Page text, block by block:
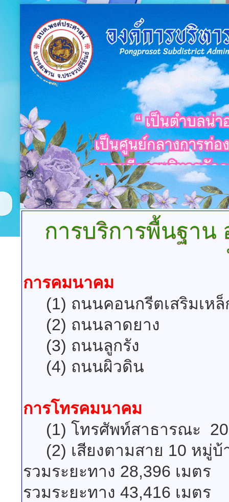
การบริการพื้นฐาน
การคมนาคม
(1) ถนนคอนกรีตเสริมเหล็
(2) ถนนลาดยาง
(3) ถนนลูกรัง
(4) ถนนผิวดิน
การโทรคมนาคม
(1) โทรศัพท์สาธารณะ
(2) เสียงตามสาย 10 หมู่บ้
รวมระยะทาง 28,396 เมตร
รวมระยะทาง 43,416 เมตร